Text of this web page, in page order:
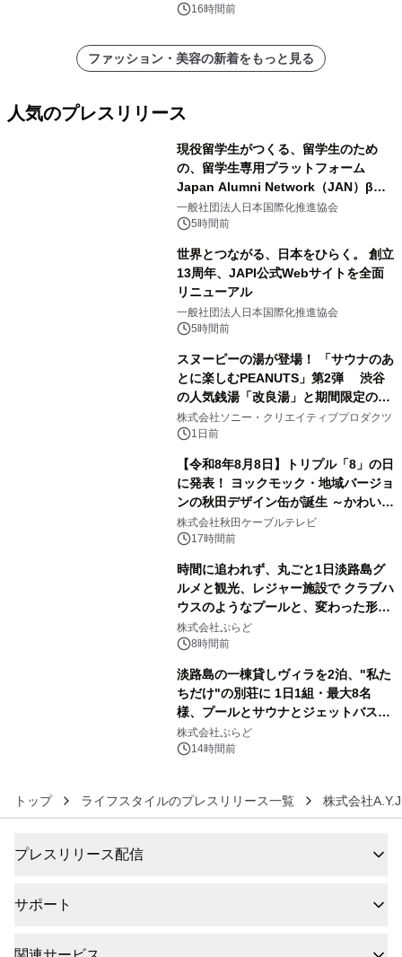
16時間前
ファッション・美容の新着をもっと見る
人気のプレスリリース
現役留学生がつくる、留学生のため
の、留学生専用プラットフォーム
Japan Alumni Network（JAN）β版
をリリース
一般社団法人日本国際化推進協会
5時間前
世界とつながる、日本をひらく。 創立
13周年、JAPI公式Webサイトを全面
リニューアル
一般社団法人日本国際化推進協会
5時間前
スヌーピーの湯が登場！ 「サウナのあ
とに楽しむPEANUTS」第2弾 渋谷
の人気銭湯「改良湯」と期間限定のコ
ラボレーション サウナイキタイコラ
ボグッズも発売決定！
株式会社ソニー・クリエイティブプロダクツ
1日前
【令和8年8月8日】トリプル「8」の日
に発表！ ヨックモック・地域バージョ
ンの秋田デザイン缶が誕生 ～かわいい
秋田犬の子犬と秋田の四季と名所を巡
るパッケージ～ 9月1日(火)秋田県内で
株式会社秋田ケーブルテレビ
17時間前
時間に追われず、丸ごと1日淡路島グ
ルメと観光、レジャー施設で クラブハ
ウスのようなプールと、変わった形の
サウナも 「THE BOXY AWAJI」のお
得な素泊まり連泊プランで
株式会社ぷらど
8時間前
淡路島の一棟貸しヴィラを2泊、"私た
ちだけ"の別荘に 1日1組・最大8名
様、プールとサウナとジェットバス付
きで Villa Mon Temps AWAJIの連泊
素泊りプラン
株式会社ぷらど
14時間前
トップ ライフスタイルのプレスリリース一覧 株式会社
プレスリリース配信
サポート